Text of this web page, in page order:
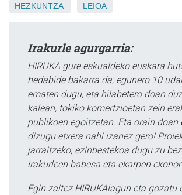
HEZKUNTZA LEIOA
Irakurle agurgarria:
HIRUKA gure eskualdeko euskara
hedabide bakarra da; egunero 10
ematen dugu, eta hilabetero doan
kalean, tokiko komertzioetan zein
publikoen egoitzetan. Eta orain doan
dizugu etxera nahi izanez gero!
jarraitzeko, ezinbestekoa dugu zu
irakurleen babesa eta ekarpen
Egin zaitez HIRUKAlagun eta gozatu